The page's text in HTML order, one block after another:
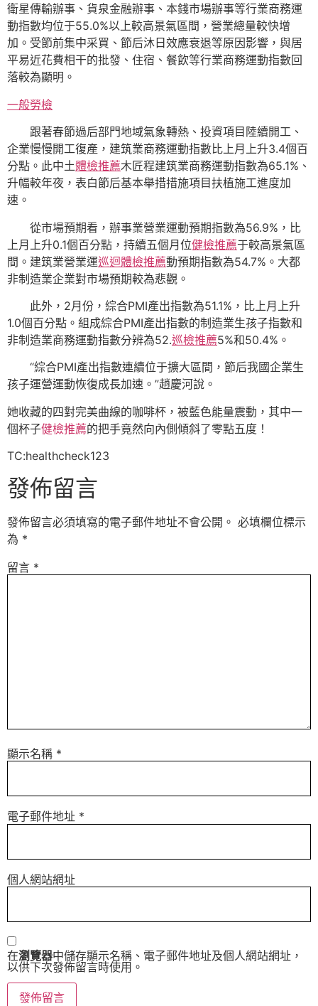
衛星傳輸辦事、貨泉金融辦事、本錢市場辦事等行業商務運
動指數均位于55.0%以上較高景氣區間，營業總量較快增
加。受節前集中采買、節后沐日效應衰退等原因影響，與居
平易近花費相干的批發、住宿、餐飲等行業商務運動指數回
落較為顯明。
一般勞檢
跟著春節過后部門地域氣象轉熱、投資項目陸續開工、
企業慢慢開工復產，建筑業商務運動指數比上月上升3.4個百
分點。此中土體檢推薦木匠程建筑業商務運動指數為65.1%、
升幅較年夜，表白節后基本舉措措施項目扶植施工進度加
速。
從市場預期看，辦事業營業運動預期指數為56.9%，比
上月上升0.1個百分點，持續五個月位健檢推薦于較高景氣區
間。建筑業營業運巡迴體檢推薦動預期指數為54.7%。大都
非制造業企業對市場預期較為悲觀。
此外，2月份，綜合PMI產出指數為51.1%，比上月上升
1.0個百分點。組成綜合PMI產出指數的制造業生孩子指數和
非制造業商務運動指數分辨為52.巡檢推薦5%和50.4%。
“綜合PMI產出指數連續位于擴大區間，節后我國企業生
孩子運營運動恢復成長加速。”趙慶河說。
她收藏的四對完美曲線的咖啡杯，被藍色能量震動，其中一
個杯子健檢推薦的把手竟然向內側傾斜了零點五度！
TC:healthcheck123
發佈留言
發佈留言必須填寫的電子郵件地址不會公開。 必填欄位標示
為 *
留言 *
顯示名稱 *
電子郵件地址 *
個人網站網址
在瀏覽器中儲存顯示名稱、電子郵件地址及個人網站網址，
以供下次發佈留言時使用。